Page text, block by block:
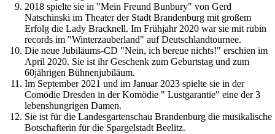
2018 spielte sie in "Mein Freund Bunbury" von Gerd
Natschinski im Theater der Stadt Brandenburg mit großem
Erfolg die Lady Bracknell. Im Frühjahr 2020 war sie mit rubin
records im "Winterzauberland" auf Deutschlandtournee.
Die neue Jubiläums-CD "Nein, ich bereue nichts!" erschien im
April 2020. Sie ist ihr Geschenk zum Geburtstag und zum
60jährigen Bühnenjubiläum.
Im September 2021 und im Januar 2023 spielte sie in der
Comödie Dresden in der Komödie " Lustgarantie" eine der 3
lebenshungrigen Damen.
Sie ist für die Landesgartenschau Brandenburg die musikalische
Botschafterin für die Spargelstadt Beelitz.